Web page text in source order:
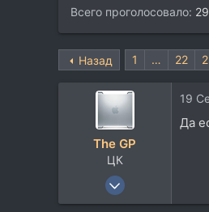
Всего проголосовало
Назад 1 … 22
The GP
ЦК
8 Окт 2003
19
Да